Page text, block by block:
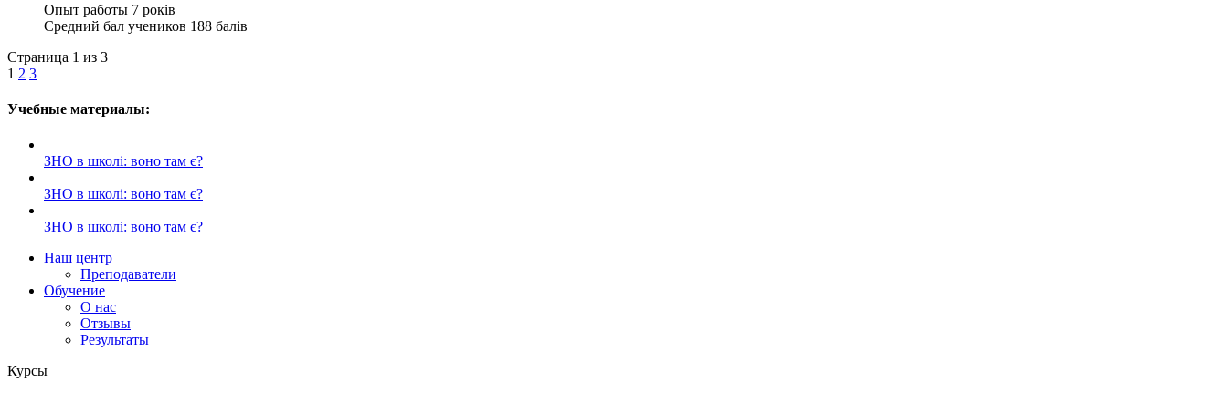
Опыт работы 7 років
Средний бал учеников 188 балів
Страница 1 из 3
1 2 3
Учебные материалы:
ЗНО в школі: воно там є?
ЗНО в школі: воно там є?
ЗНО в школі: воно там є?
Наш центр
Преподаватели
Обучение
О нас
Отзывы
Результаты
Курсы